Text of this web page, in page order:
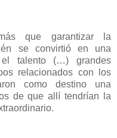
que garantizar la
se convirtió en una
talento (…) grandes
relacionados con los
como destino una
de que allí tendrían la